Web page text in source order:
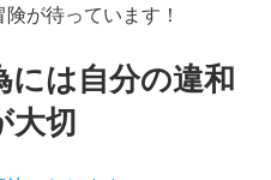
が待っています！
は自分の違和
大切